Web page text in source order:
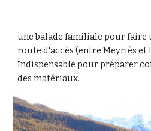
une balade familiale pour faire
route d'accès (entre Meyriès et
Indispensable pour préparer
des matériaux.